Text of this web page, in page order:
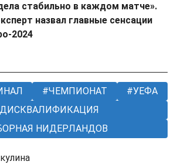
стабильно в каждом матче».
назвал главные сенсации
2024
ЧЕМПИОНАТ
УЕФА
НИДЕРЛАНДОВ